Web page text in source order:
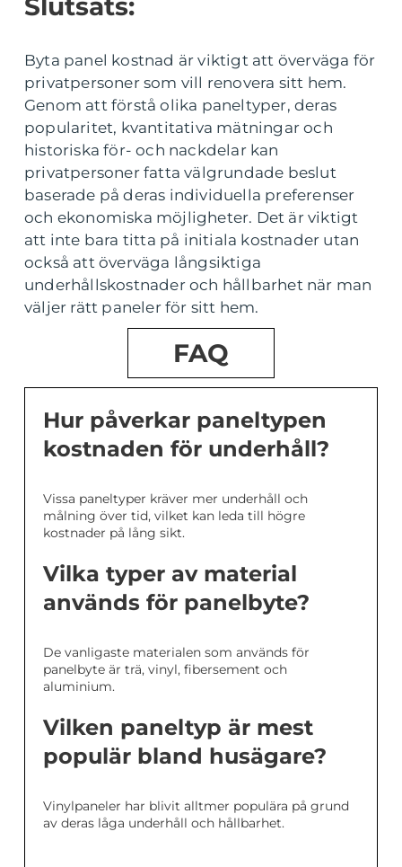
Slutsats:
Byta panel kostnad är viktigt att överväga för
privatpersoner som vill renovera sitt hem.
Genom att förstå olika paneltyper, deras
popularitet, kvantitativa mätningar och
historiska för- och nackdelar kan
privatpersoner fatta välgrundade beslut
baserade på deras individuella preferenser
och ekonomiska möjligheter. Det är viktigt
att inte bara titta på initiala kostnader utan
också att överväga långsiktiga
underhållskostnader och hållbarhet när man
väljer rätt paneler för sitt hem.
FAQ
Hur påverkar paneltypen
kostnaden för underhåll?
Vissa paneltyper kräver mer underhåll och
målning över tid, vilket kan leda till högre
kostnader på lång sikt.
Vilka typer av material
används för panelbyte?
De vanligaste materialen som används för
panelbyte är trä, vinyl, fibersement och
aluminium.
Vilken paneltyp är mest
populär bland husägare?
Vinylpaneler har blivit alltmer populära på grund
av deras låga underhåll och hållbarhet.